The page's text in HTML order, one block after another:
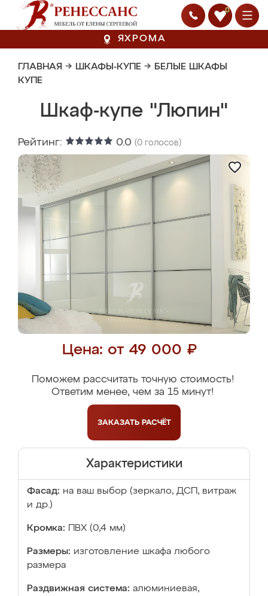
0
ЯХРОМА
ГЛАВНАЯ → ШКАФЫ-КУПЕ → БЕЛЫЕ ШКАФЫ
КУПЕ
Шкаф-купе "Люпин"
Рейтинг: 0.0 (0 голосов)
Цена: от 49 000 ₽
Поможем рассчитать точную стоимость!
Ответим менее, чем за 15 минут!
ЗАКАЗАТЬ РАСЧЁТ
Характеристики
Фасад: на ваш выбор (зеркало, ДСП, витраж
и др.)
Кромка: ПВХ (0,4 мм)
Размеры: изготовление шкафа любого
размера
Раздвижная система: алюминиевая,